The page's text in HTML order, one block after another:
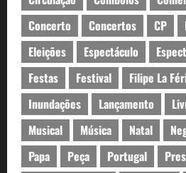
Concerto
Concertos CP
Eleições
Espectáculo
Festas
Festival Filipe La
Inundações
Lançamento
Musical
Música Natal
Papa
Peça Portugal